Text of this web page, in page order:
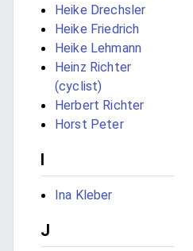
Heike Drechsler
Heike Friedrich
Heike Lehmann
Heinz Richter
(cyclist)
Herbert Richter
Horst Peter
I
Ina Kleber
J